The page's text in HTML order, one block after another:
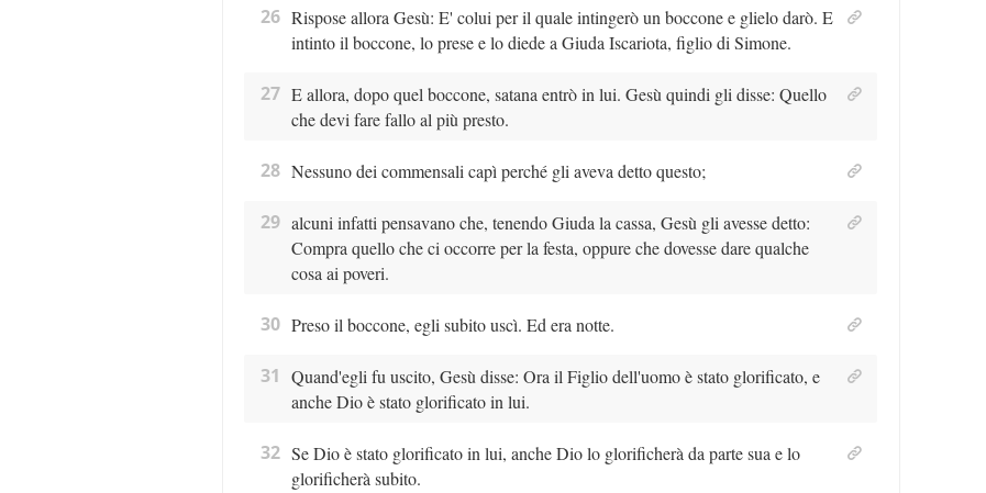
26 Rispose allora Gesù: E' colui per il quale intingerò un boccone e glielo darò. E
intinto il boccone, lo prese e lo diede a Giuda Iscariota, figlio di Simone.
27 E allora, dopo quel boccone, satana entrò in lui. Gesù quindi gli disse: Quello
che devi fare fallo al più presto.
28 Nessuno dei commensali capì perché gli aveva detto questo;
29 alcuni infatti pensavano che, tenendo Giuda la cassa, Gesù gli avesse detto:
Compra quello che ci occorre per la festa, oppure che dovesse dare qualche
cosa ai poveri.
30 Preso il boccone, egli subito uscì. Ed era notte.
31 Quand'egli fu uscito, Gesù disse: Ora il Figlio dell'uomo è stato glorificato, e
anche Dio è stato glorificato in lui.
32 Se Dio è stato glorificato in lui, anche Dio lo glorificherà da parte sua e lo
glorificherà subito.